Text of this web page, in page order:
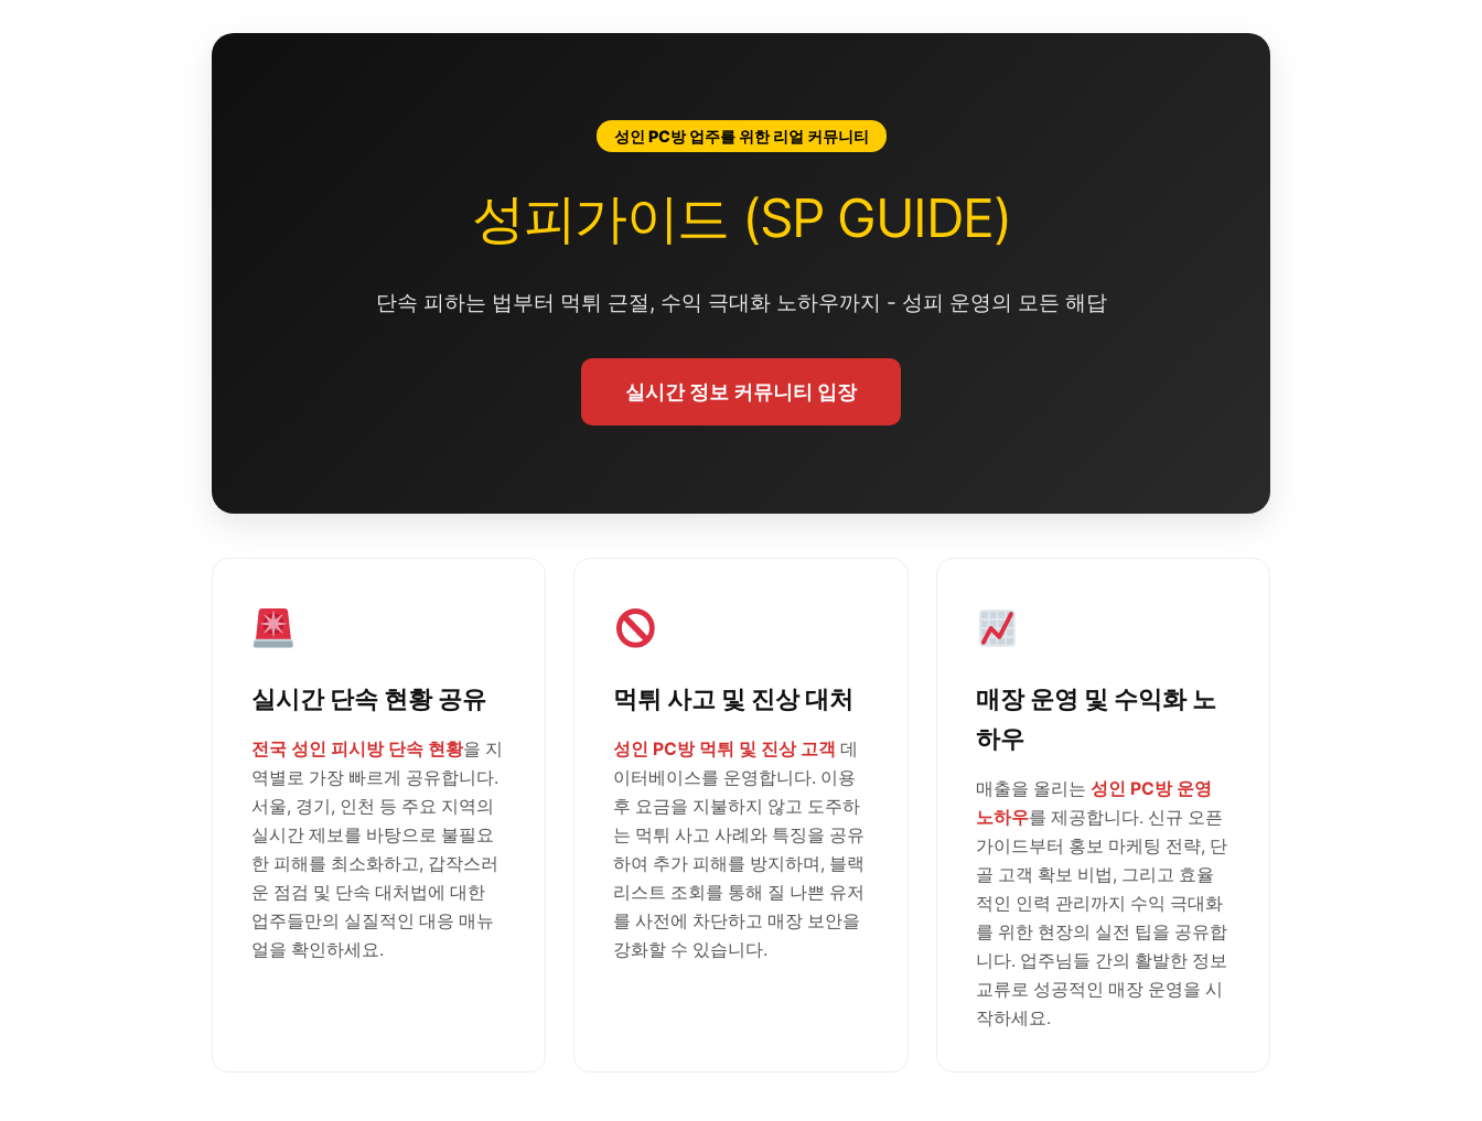
성인 PC방 업주를 위한 리얼 커뮤니티
성피가이드 (SP GUIDE)
단속 피하는 법부터 먹튀 근절, 수익 극대화 노하우까지 - 성피 운영의 모든 해답
실시간 정보 커뮤니티 입장
실시간 단속 현황 공유
전국 성인 피시방 단속 현황을 지
역별로 가장 빠르게 공유합니다.
서울, 경기, 인천 등 주요 지역의
실시간 제보를 바탕으로 불필요
한 피해를 최소화하고, 갑작스러
운 점검 및 단속 대처법에 대한
업주들만의 실질적인 대응 매뉴
얼을 확인하세요.
먹튀 사고 및 진상 대처
성인 PC방 먹튀 및 진상 고객 데
이터베이스를 운영합니다. 이용
후 요금을 지불하지 않고 도주하
는 먹튀 사고 사례와 특징을 공유
하여 추가 피해를 방지하며, 블랙
리스트 조회를 통해 질 나쁜 유저
를 사전에 차단하고 매장 보안을
강화할 수 있습니다.
매장 운영 및 수익화 노
하우
매출을 올리는 성인 PC방 운영
노하우를 제공합니다. 신규 오픈
가이드부터 홍보 마케팅 전략, 단
골 고객 확보 비법, 그리고 효율
적인 인력 관리까지 수익 극대화
를 위한 현장의 실전 팁을 공유합
니다. 업주님들 간의 활발한 정보
교류로 성공적인 매장 운영을 시
작하세요.